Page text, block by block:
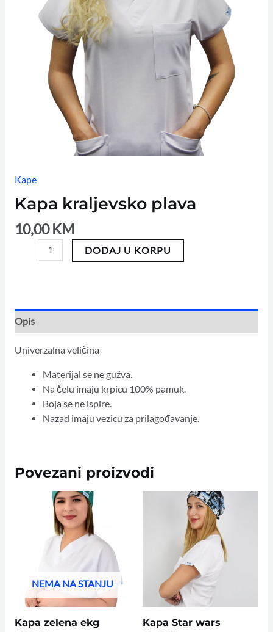
Kape
Kapa kraljevsko plava
10,00KM
DODAJ U KORPU
Opis
Univerzalna veličina
Materijal se ne gužva.
Na čelu imaju krpicu 100% pamuk.
Boja se ne ispire.
Nazad imaju vezicu za prilagođavanje.
Povezani proizvodi
NEMA NA STANJU
Kapa zelena ekg Kapa Star wars